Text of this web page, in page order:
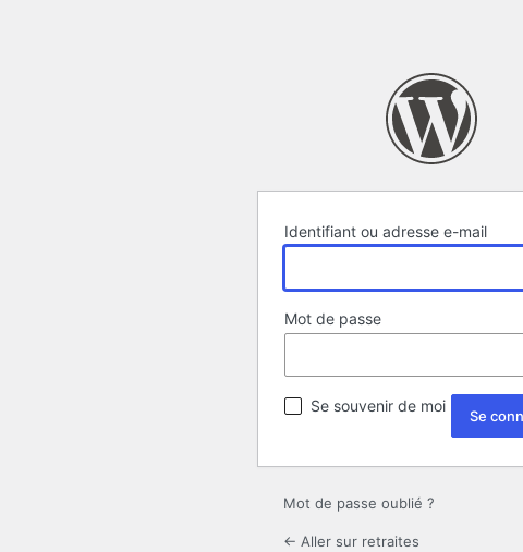
Identifiant ou adresse e-mail
Mot de passe
Se souvenir de moi
Mot de passe oublié ?
← Aller sur retraites